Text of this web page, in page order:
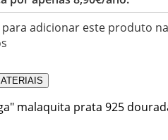
adicionar este produto na
malaquita prata 925